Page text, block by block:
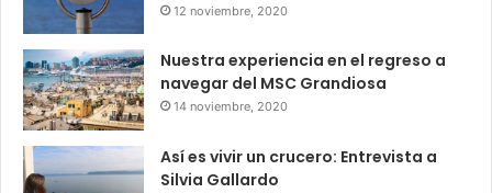
12 noviembre, 2020
Nuestra experiencia en el regreso a
navegar del MSC Grandiosa
14 noviembre, 2020
Así es vivir un crucero: Entrevista a
Silvia Gallardo